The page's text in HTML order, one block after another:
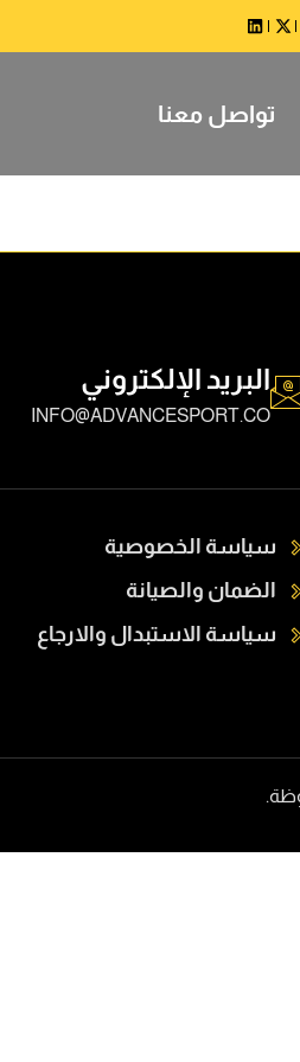
تواصل معنا
البريد الإلكتروني
INFO@ADVANCESPORT.CO
سياسة الخصوصية
الضمان والصيانة
سياسة الاستبدال والارجاع